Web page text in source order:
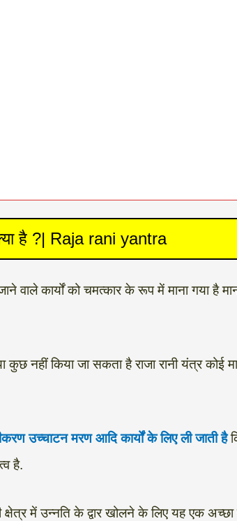
है ?| Raja rani yantra
वाले कार्यों को चमत्कार के रूप में माना गया
नहीं किया जा सकता है राजा रानी यंत्र कोई
उच्चाटन मरण आदि कार्यों के लिए ली जाती है
है.
में उन्नति के द्वार खोलने के लिए यह एक अच्छा